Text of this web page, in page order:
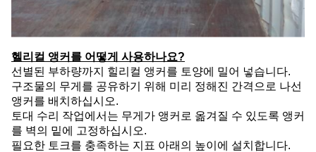
헬리컬 앵커를 어떻게 사용하나요?
선별된 부하량까지 힐리컬 앵커를 토양에 밀어 넣습니다.
구조물의 무게를 공유하기 위해 미리 정해진 간격으로 나선
앵커를 배치하십시오.
토대 수리 작업에서는 무게가 앵커로 옮겨질 수 있도록 앵커
를 벽의 밑에 고정하십시오.
필요한 토크를 충족하는 지표 아래의 높이에 설치합니다.